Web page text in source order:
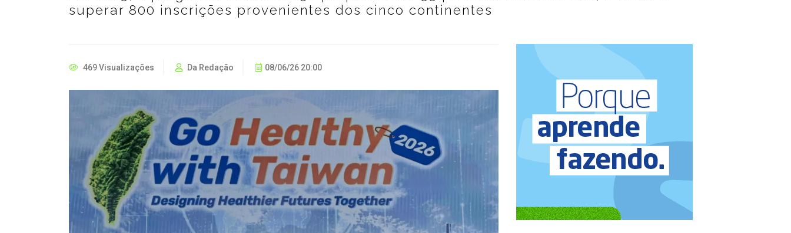
superar 800 inscrições provenientes dos cinco continentes
469 Visualizações Da Redação 08/06/26 20:00